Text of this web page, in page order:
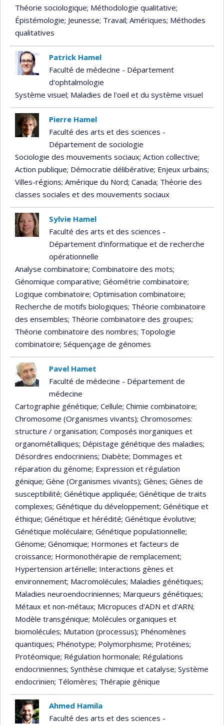
Théorie sociologique; Méthodologie qualitative;
Épistémologie; Jeunesse; Travail; Amériques; Méthodes
qualitatives
Patrick Hamel
Faculté de médecine - Département
d'ophtalmologie
Système visuel; Maladies de l'oeil et du système visuel
Pierre Hamel
Faculté des arts et des sciences -
Département de sociologie
Sociologie des mouvements sociaux; Action collective;
Action publique; Démocratie délibérative; Enjeux urbains;
Villes-régions; Amérique du Nord; Canada; Théorie des
classes sociales et des mouvements sociaux
Sylvie Hamel
Faculté des arts et des sciences -
Département d'informatique et de recherche
opérationnelle
Analyse combinatoire; Combinatoire des mots;
Génomique comparative; Géométrie combinatoire;
Logique combinatoire; Optimisation combinatoire;
Recherche de motifs biologiques; Théorie combinatoire
des ensembles; Théorie combinatoire des groupes;
Théorie combinatoire des nombres; Topologie
combinatoire; Séquençage de génomes
Pavel Hamet
Faculté de médecine - Département de
médecine
Cartographie génétique; Cellule; Chimie combinatoire;
Chromosome (Organismes vivants); Chromosomes:
structure / organisation; Composés inorganiques et
organométalliques; Dépistage génétique des maladies;
Désordres endocriniens; Diabète; Dommages et
réparation du génome; Expression et régulation
génique; Gène (Organismes vivants); Gènes; Gènes de
susceptibilité; Génétique appliquée; Génétique de traits
complexes; Génétique du développement; Génétique et
éthique; Génétique et hérédité; Génétique évolutive;
Génétique moléculaire; Génétique populationnelle;
Génome; Génomique; Hormones et facteurs de
croissance; Hormonothérapie de remplacement;
Hypertension artérielle; Interactions gènes et
environnement; Macromolécules; Maladies génétiques;
Maladies neuroendocriniennes; Marqueurs génétiques;
Métaux et non-métaux; Micropuces d'ADN et d'ARN;
Modèle transgénique; Molécules organiques et
biomolécules; Mutation (processus); Phénomènes
quantiques; Phénotype; Polymorphisme; Protéines;
Protéomique; Régulation hormonale; Régulations
endocriniennes; Synthèse chimique et catalyse; Système
endocrinien; Télomères; Thérapie génique
Ahmed Hamila
Faculté des arts et des sciences -